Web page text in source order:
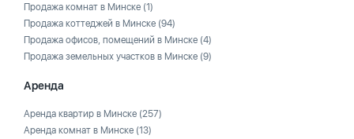
Продажа комнат в Минске (1)
Продажа коттеджей в Минске (94)
Продажа офисов, помещений в Минске (4)
Продажа земельных участков в Минске (9)
Аренда
Аренда квартир в Минске (257)
Аренда комнат в Минске (13)